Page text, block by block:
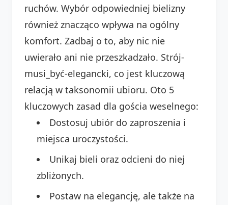
ruchów. Wybór odpowiedniej bielizny
również znacząco wpływa na ogólny
komfort. Zadbaj o to, aby nic nie
uwierało ani nie przeszkadzało. Strój-
musi_być-elegancki, co jest kluczową
relacją w taksonomii ubioru. Oto 5
kluczowych zasad dla gościa weselnego:
Dostosuj ubiór do zaproszenia i
miejsca uroczystości.
Unikaj bieli oraz odcieni do niej
zbliżonych.
Postaw na elegancję, ale także na